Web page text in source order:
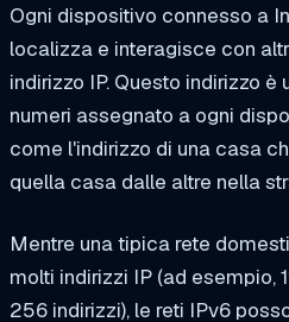
Ogni dispositivo connesso a
localizza e interagisce con
indirizzo IP. Questo indirizzo è
numeri assegnato a ogni
come l'indirizzo di una casa
quella casa dalle altre nella
Mentre una tipica rete
molti indirizzi IP (ad esempio,
256 indirizzi), le reti IPv6